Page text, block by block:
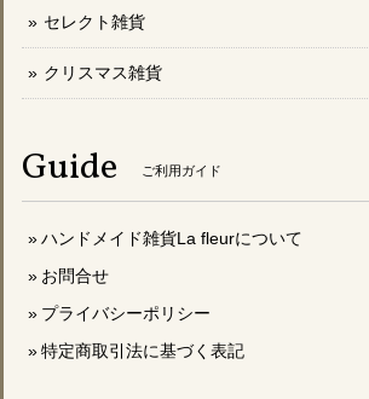
セレクト雑貨
クリスマス雑貨
Guide ご利用ガイド
ハンドメイド雑貨La fleurについて
お問合せ
プライバシーポリシー
特定商取引法に基づく表記